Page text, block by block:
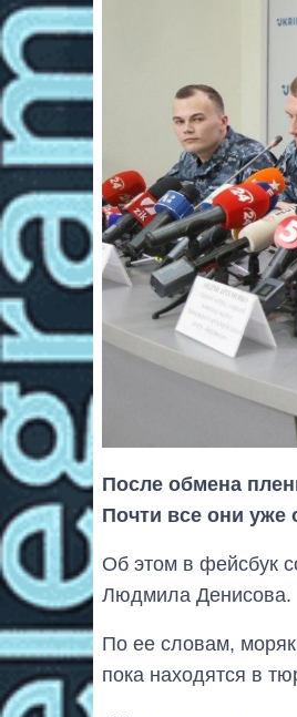
После обмена
Почти все они уже
Об этом в фейсбук
Людмила Денисова.
По ее словам,
пока находятся в